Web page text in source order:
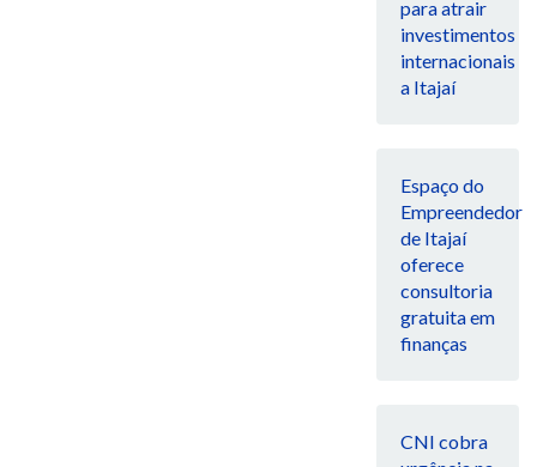
para atrair
investimentos
internacionais
a Itajaí
Espaço do
Empreendedor
de Itajaí
oferece
consultoria
gratuita em
finanças
CNI cobra